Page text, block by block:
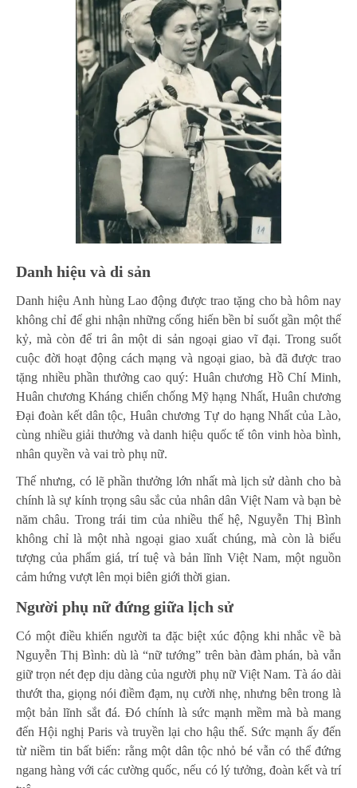
Danh hiệu và di sản
Danh hiệu Anh hùng Lao động được trao tặng cho bà hôm nay
không chỉ để ghi nhận những cống hiến bền bỉ suốt gần một thế
kỷ, mà còn để tri ân một di sản ngoại giao vĩ đại. Trong suốt
cuộc đời hoạt động cách mạng và ngoại giao, bà đã được trao
tặng nhiều phần thưởng cao quý: Huân chương Hồ Chí Minh,
Huân chương Kháng chiến chống Mỹ hạng Nhất, Huân chương
Đại đoàn kết dân tộc, Huân chương Tự do hạng Nhất của Lào,
cùng nhiều giải thưởng và danh hiệu quốc tế tôn vinh hòa bình,
nhân quyền và vai trò phụ nữ.
Thế nhưng, có lẽ phần thưởng lớn nhất mà lịch sử dành cho bà
chính là sự kính trọng sâu sắc của nhân dân Việt Nam và bạn bè
năm châu. Trong trái tim của nhiều thế hệ, Nguyễn Thị Bình
không chỉ là một nhà ngoại giao xuất chúng, mà còn là biểu
tượng của phẩm giá, trí tuệ và bản lĩnh Việt Nam, một nguồn
cảm hứng vượt lên mọi biên giới thời gian.
Người phụ nữ đứng giữa lịch sử
Có một điều khiến người ta đặc biệt xúc động khi nhắc về bà
Nguyễn Thị Bình: dù là “nữ tướng” trên bàn đàm phán, bà vẫn
giữ trọn nét đẹp dịu dàng của người phụ nữ Việt Nam. Tà áo dài
thướt tha, giọng nói điềm đạm, nụ cười nhẹ, nhưng bên trong là
một bản lĩnh sắt đá. Đó chính là sức mạnh mềm mà bà mang
đến Hội nghị Paris và truyền lại cho hậu thế. Sức mạnh ấy đến
từ niềm tin bất biến: rằng một dân tộc nhỏ bé vẫn có thể đứng
ngang hàng với các cường quốc, nếu có lý tưởng, đoàn kết và trí